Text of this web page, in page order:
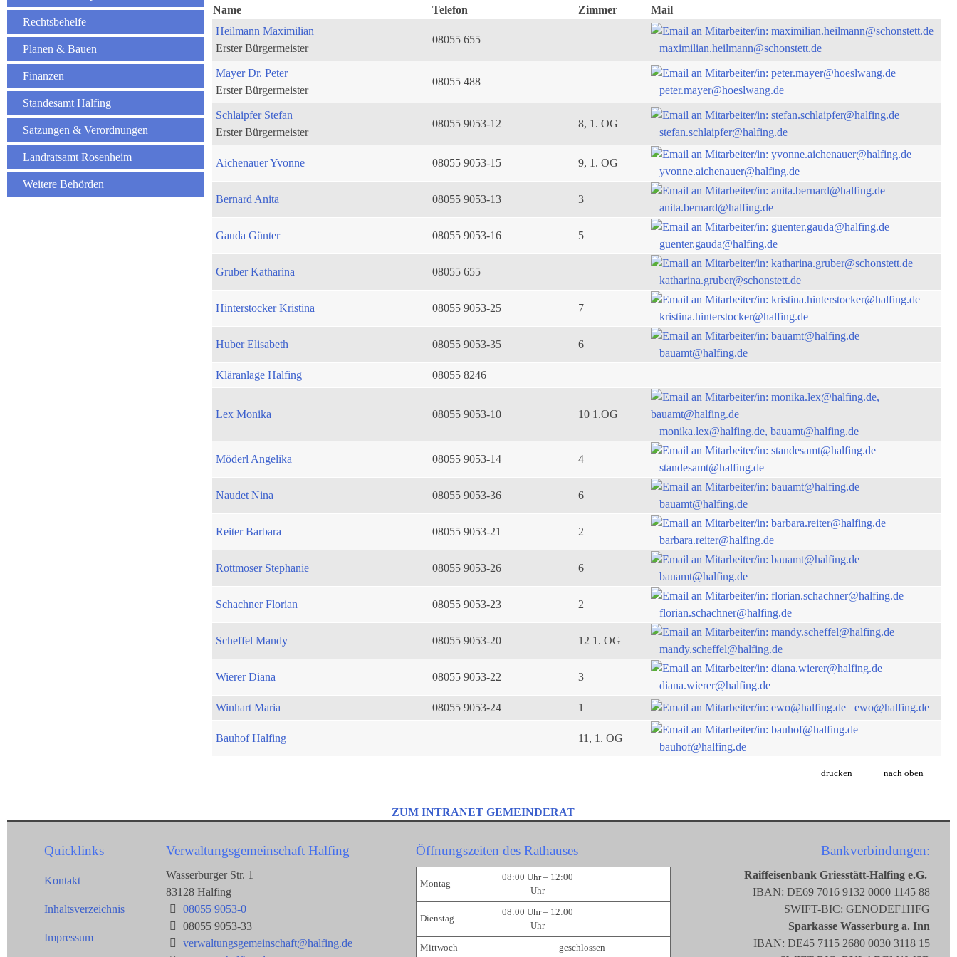
Rechtsbehelfe
Planen & Bauen
Finanzen
Standesamt Halfing
Satzungen & Verordnungen
Landratsamt Rosenheim
Weitere Behörden
Name
Telefon Zimmer
Mail
Heilmann Maximilian
Erster Bürgermeister
08055 655
maximilian.heilmann@schonstett.de
Mayer Dr. Peter
Erster Bürgermeister
08055 488
peter.mayer@hoeslwang.de
Schlaipfer Stefan
Erster Bürgermeister
08055 9053-12 8, 1. OG
stefan.schlaipfer@halfing.de
Aichenauer Yvonne 08055 9053-15 9, 1. OG
yvonne.aichenauer@halfing.de
Bernard Anita 08055 9053-13 3
anita.bernard@halfing.de
Gauda Günter 08055 9053-16 5
guenter.gauda@halfing.de
Gruber Katharina 08055 655
katharina.gruber@schonstett.de
Hinterstocker Kristina 08055 9053-25 7
kristina.hinterstocker@halfing.de
Huber Elisabeth 08055 9053-35 6
bauamt@halfing.de
Kläranlage Halfing
08055 8246
Lex Monika 08055 9053-10
10 1.OG
monika.lex@halfing.de, bauamt@halfing.de
Möderl Angelika 08055 9053-14 4
standesamt@halfing.de
Naudet Nina 08055 9053-36 6
bauamt@halfing.de
Reiter Barbara 08055 9053-21 2
barbara.reiter@halfing.de
Rottmoser Stephanie 08055 9053-26 6
bauamt@halfing.de
Schachner Florian 08055 9053-23 2
florian.schachner@halfing.de
Scheffel Mandy 08055 9053-20 12 1. OG
mandy.scheffel@halfing.de
Wierer Diana 08055 9053-22 3
diana.wierer@halfing.de
Winhart Maria
08055 9053-24 1 ewo@halfing.de
Bauhof Halfing 11, 1. OG
bauhof@halfing.de
drucken nach oben
ZUM INTRANET GEMEINDERAT
Quicklinks
Kontakt
Inhaltsverzeichnis
Impressum
Verwaltungsgemeinschaft Halfing
Wasserburger Str. 1
83128 Halfing
08055 9053-0
08055 9053-33
verwaltungsgemeinschaft@halfing.de
Öffnungszeiten des Rathauses
Montag
08:00 Uhr – 12:00
Uhr
Dienstag
08:00 Uhr – 12:00
Uhr
Mittwoch geschlossen
Bankverbindungen:
Raiffeisenbank Griesstätt-Halfing e.G.
IBAN: DE69 7016 9132 0000 1145 88
SWIFT-BIC: GENODEF1HFG
Sparkasse Wasserburg a. Inn
IBAN: DE45 7115 2680 0030 3118 15